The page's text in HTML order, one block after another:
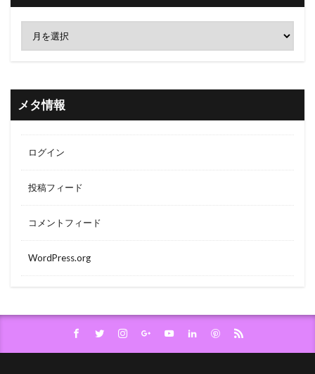
メタ情報
ログイン
投稿フィード
コメントフィード
WordPress.org